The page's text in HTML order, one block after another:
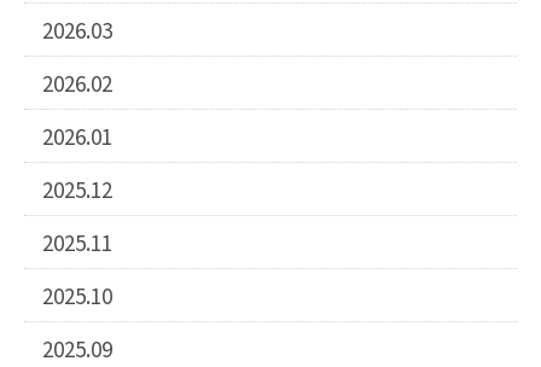
2026.03
2026.02
2026.01
2025.12
2025.11
2025.10
2025.09